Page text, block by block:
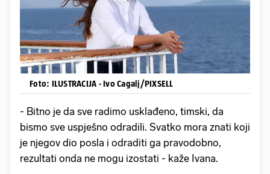
Foto: ILUSTRACIJA - Ivo Cagalj/PIXSELL
- Bitno je da sve radimo usklađeno, timski, da
bismo sve uspješno odradili. Svatko mora znati koji
je njegov dio posla i odraditi ga pravodobno,
rezultati onda ne mogu izostati - kaže Ivana.